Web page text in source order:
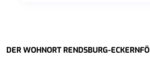
DER WOHNORT RENDSBURG-